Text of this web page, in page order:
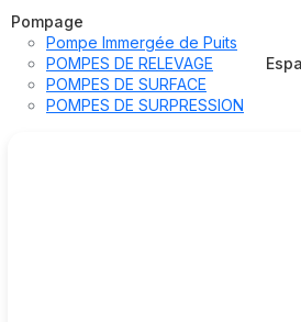
Pompage
Pompe Immergée de Puits
POMPES DE RELEVAGE
POMPES DE SURFACE
POMPES DE SURPRESSION